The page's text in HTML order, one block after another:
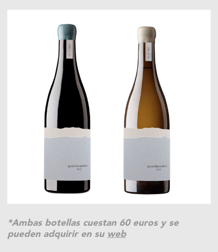
*Ambas botellas cuestan 60 euros y se
pueden adquirir en su web